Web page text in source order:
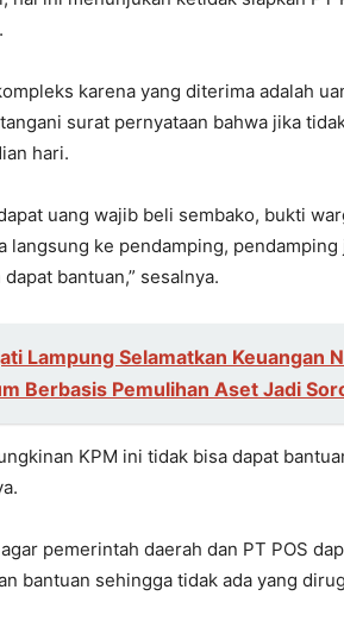
karena yang diterima adalah
surat pernyataan bahwa jika
hari.
uang wajib beli sembako, bukti
langsung ke pendamping,
bantuan,” sesalnya.
Lampung Selamatkan Keuangan
Berbasis Pemulihan Aset Jadi
KPM ini tidak bisa dapat
pemerintah daerah dan PT POS
bantuan sehingga tidak ada yang